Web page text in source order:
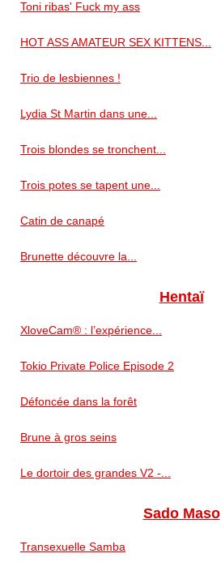
Toni ribas' Fuck my ass
HOT ASS AMATEUR SEX KITTENS...
Trio de lesbiennes !
Lydia St Martin dans une...
Trois blondes se tronchent...
Trois potes se tapent une...
Catin de canapé
Brunette découvre la...
Hentaï
XloveCam® : l’expérience...
Tokio Private Police Episode 2
Défoncée dans la forêt
Brune à gros seins
Le dortoir des grandes V2 -...
Sado Maso
Transexuelle Samba